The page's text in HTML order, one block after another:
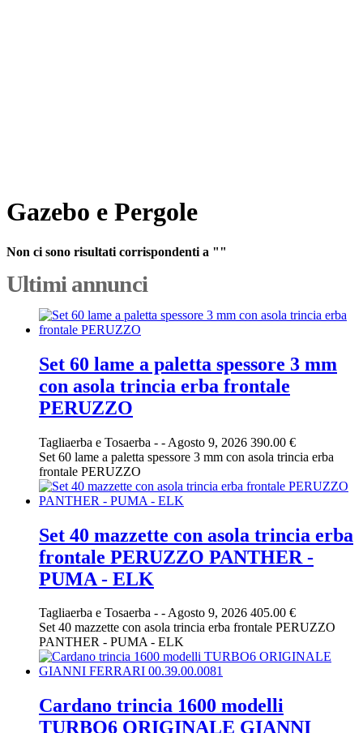
Gazebo e Pergole
Non ci sono risultati corrispondenti a ""
Ultimi annunci
Set 60 lame a paletta spessore 3 mm
con asola trincia erba frontale
PERUZZO
Tagliaerba e Tosaerba - - Agosto 9, 2026 390.00 €
Set 60 lame a paletta spessore 3 mm con asola trincia erba
frontale PERUZZO
Set 40 mazzette con asola trincia erba
frontale PERUZZO PANTHER -
PUMA - ELK
Tagliaerba e Tosaerba - -Agosto 9, 2026 405.00 €
Set 40 mazzette con asola trincia erba frontale PERUZZO
PANTHER - PUMA - ELK
Cardano trincia 1600 modelli
TURBO6 ORIGINALE GIANNI